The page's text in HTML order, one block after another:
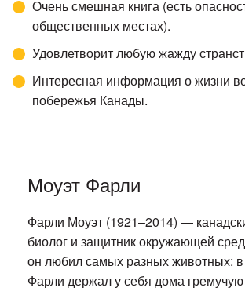
Очень смешная книга (есть
общественных местах).
Удовлетворит любую жажду
Интересная информация о жизни
побережья Канады.
Моуэт Фарли
Фарли Моуэт (1921–2014) —
биолог и защитник окружающей
он любил самых разных животных: в
Фарли держал у себя дома